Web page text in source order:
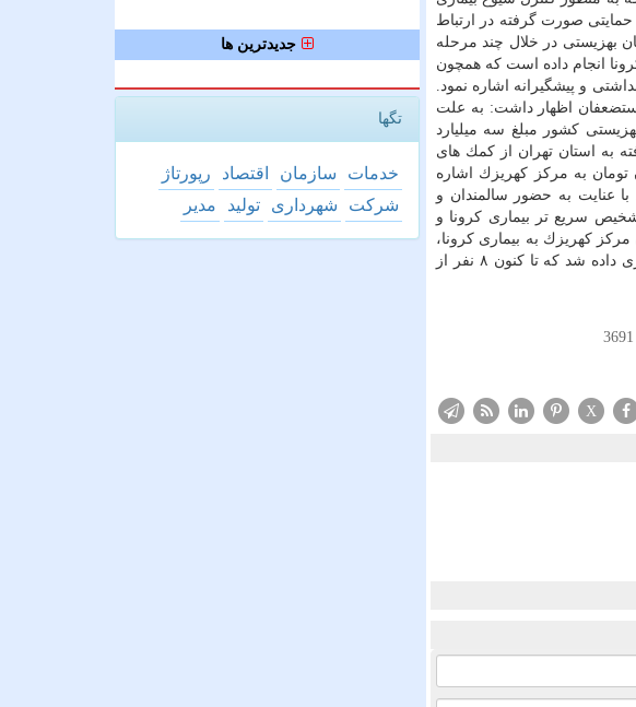
صورت گرفته در ارتباط
بهزیستی در خلال چند مرحله
انجام داده است كه همچون
و وسایل بهداشتی و پیشگیرانه اشاره نمود.
اظهار داشت: به علت
كشور مبلغ سه میلیارد
به استان تهران از كمك های
سازمان ملل شامل ماسك، مواد ضد عفونی كننده و دستكش به ارزش ۳۰۰ میلیون تومان به مركز كهریزك اشاره
عنایت به حضور سالمندان و
پذیرتر هستند، از سوی وزارت بهداشت تیمی شامل ۵ نفر جهت تشخیص سریع تر بیماری كرونا و
كهریزك به بیماری كرونا،
قول مساعد برای تأمین نیروی انسانی جهت كمك در بخش های خدماتی و كمك بهیاری داده شد كه تا كنون ۸ نفر از
3691
X
جدیدترین ها
تگها
خدمات سازمان اقتصاد
رپورتاژ
شركت
شهرداری تولید مدیر